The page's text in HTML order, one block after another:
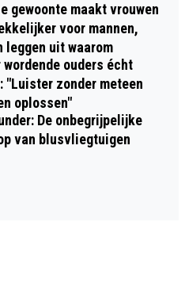
gewoonte maakt vrouwen
voor mannen,
leggen uit waarom
wordende ouders écht
"Luister zonder meteen
oplossen"
De onbegrijpelijke
van blusvliegtuigen